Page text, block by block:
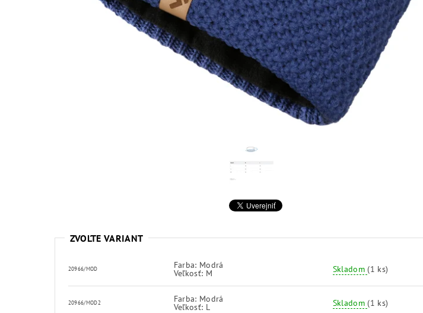
ZVOĽTE VARIANT
20966/MOD Farba: Modrá
Veľkosť: M Skladom(1 ks)
20966/MOD2 Farba: Modrá
Veľkosť: L Skladom(1 ks)